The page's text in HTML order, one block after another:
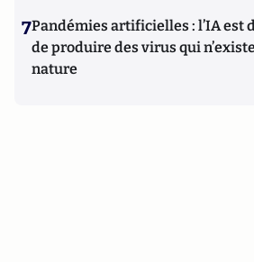
7Pandémies artificielles : l’IA est
de produire des virus qui
nature